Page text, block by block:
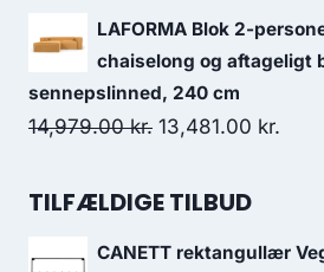
LAFORMA Blok 2-
chaiselong og aftageligt
sennepslinned, 240 cm
14,979.00kr. 13,481.00 kr.
TILFÆLDIGE TILBUD
CANETT rektangullær